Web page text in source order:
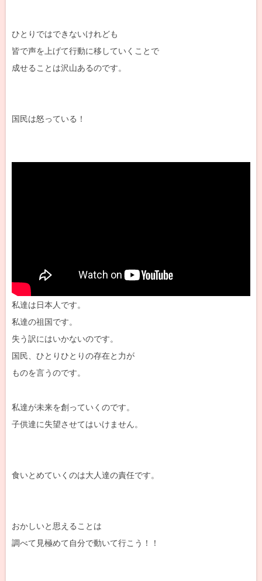
ひとりではできないけれども
皆で声を上げて行動に移していくことで
成せることは沢山あるのです。
国民は怒っている！
私達は日本人です。
私達の祖国です。
失う訳にはいかないのです。
国民、ひとりひとりの存在と力が
ものを言うのです。
私達が未来を創っていくのです。
子供達に失望させてはいけません。
食いとめていくのは大人達の責任です。
おかしいと思えることは
調べて見極めて自分で動いて行こう！！